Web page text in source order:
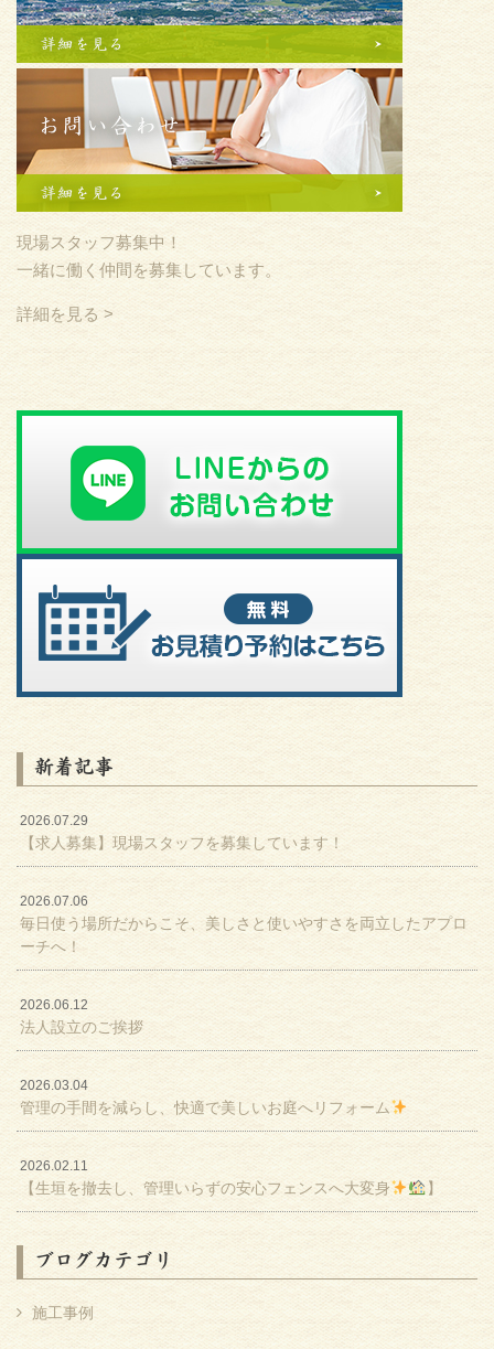
現場スタッフ募集中！
一緒に働く仲間を募集しています。
詳細を見る >
新着記事
2026.07.29
【求人募集】現場スタッフを募集しています！
2026.07.06
毎日使う場所だからこそ、美しさと使いやすさを両立したアプロ
ーチへ！
2026.06.12
法人設立のご挨拶
2026.03.04
管理の手間を減らし、快適で美しいお庭へリフォーム
2026.02.11
【生垣を撤去し、管理いらずの安心フェンスへ大変身 】
ブログカテゴリ
施工事例